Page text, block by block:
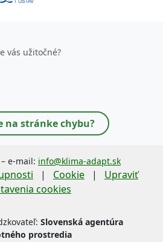
vás užitočné?
na stránke chybu?
e-mail: info@klima-adapt.sk
| Cookie | Upraviť
cookies
Slovenská agentúra
prostredia